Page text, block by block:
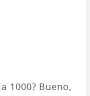
1000? Bueno,